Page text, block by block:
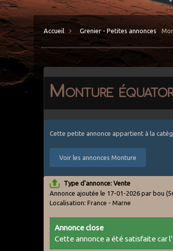
Accueil Grenier - Petites annonces
Monture
Cette petite annonce appartient à la
Voir les annonces Monture
Type d'annonce: Vente
Annonce ajoutée le 17-01-2026 par bou
Localisation: France - Marne
Annonce close
Cette annonce a été satisfaite car